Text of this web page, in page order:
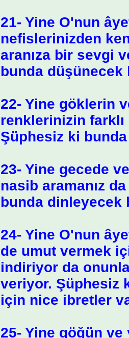
21- Yine O'nun
nefislerinizden
aranıza bir sevgi
bunda
22- Yine göklerin
renklerinizin
Şüphesiz ki
23- Yine gecede
nasib aramanız
bunda dinleyecek
24- Yine O'nun
de umut vermek
indiriyor da
veriyor. Şüphesiz
için nice ibretler
25- Yine göğün